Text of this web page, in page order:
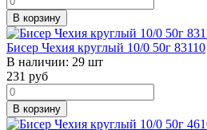
В корзину
Бисер Чехия круглый 10/0 50г 83110
В наличии: 29 шт
231 руб
В корзину